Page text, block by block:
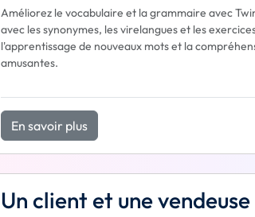
Améliorez le vocabulaire et la grammaire avec
avec les synonymes, les virelangues et les
l'apprentissage de nouveaux mots et la
amusantes.
En savoir plus
Un client et une vendeuse